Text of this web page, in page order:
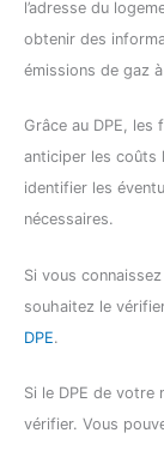
l’adresse du
obtenir des
émissions de gaz
Grâce au DPE,
anticiper les coûts
identifier les
nécessaires.
Si vous
souhaitez le
DPE.
Si le DPE de votre
vérifier. Vous